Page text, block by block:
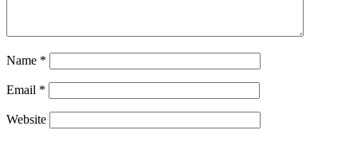
Name *
Email *
Website